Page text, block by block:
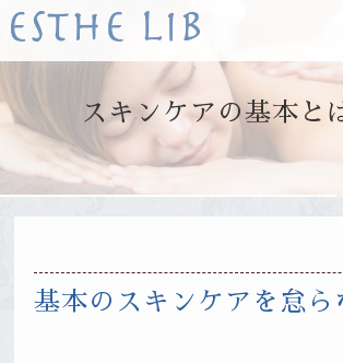
スキンケアの基本と
基本のスキンケアを怠ら